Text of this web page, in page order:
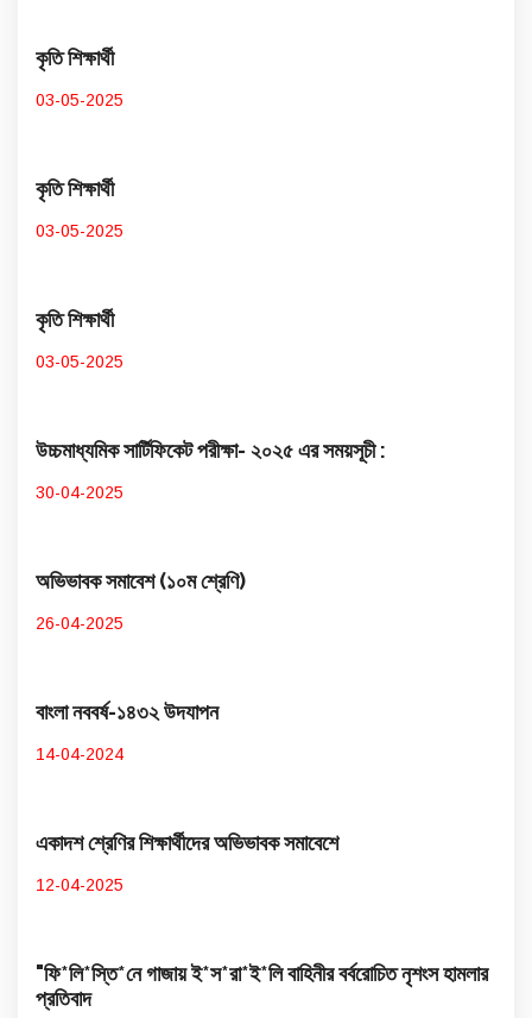
কৃতি শিক্ষার্থী
03-05-2025
কৃতি শিক্ষার্থী
03-05-2025
কৃতি শিক্ষার্থী
03-05-2025
উচ্চমাধ্যমিক সার্টিফিকেট পরীক্ষা- ২০২৫ এর সময়সূচী :
30-04-2025
অভিভাবক সমাবেশ (১০ম শ্রেণি)
26-04-2025
বাংলা নববর্ষ-১৪৩২ উদযাপন
14-04-2024
একাদশ শ্রেণির শিক্ষার্থীদের অভিভাবক সমাবেশে
12-04-2025
"ফি*লি*স্তি*নে গাজায় ই*স*রা*ই*লি বাহিনীর বর্বরোচিত নৃশংস হামলার
প্রতিবাদ